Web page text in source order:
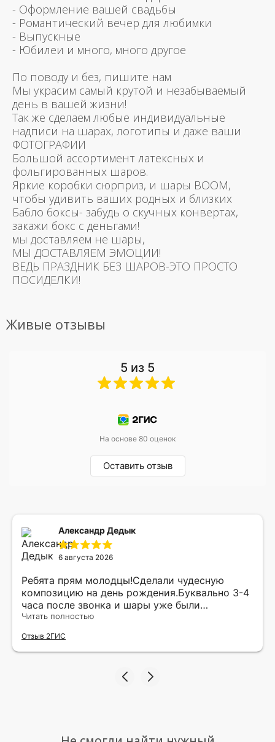
- Оформление вашей свадьбы
- Романтический вечер для любимки
- Выпускные
- Юбилеи и много, много другое
По поводу и без, пишите нам
Мы украсим самый крутой и незабываемый
день в вашей жизни!
Так же сделаем любые индивидуальные
надписи на шарах, логотипы и даже ваши
ФОТОГРАФИИ
Большой ассортимент латексных и
фольгированных шаров.
Яркие коробки сюрприз, и шары BOOM,
чтобы удивить ваших родных и близких
Бабло боксы- забудь о скучных конвертах,
закажи бокс с деньгами!
мы доставляем не шары,
МЫ ДОСТАВЛЯЕМ ЭМОЦИИ!
ВЕДЬ ПРАЗДНИК БЕЗ ШАРОВ-ЭТО ПРОСТО
ПОСИДЕЛКИ!
Живые отзывы
5 из 5
На основе 80 оценок
Оставить отзыв
Александр Дедык
6 августа 2026
Ребята прям молодцы!Сделали чудесную
композицию на день рождения.Буквально 3-4
часа после звонка и шары уже были
доставлены мне по адресу.Качество
рада.
Читать полностью
Отзыв 2ГИС